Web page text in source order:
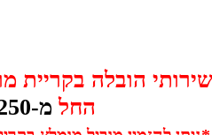
הובלה בקריית
החל מ-250 ש”ח